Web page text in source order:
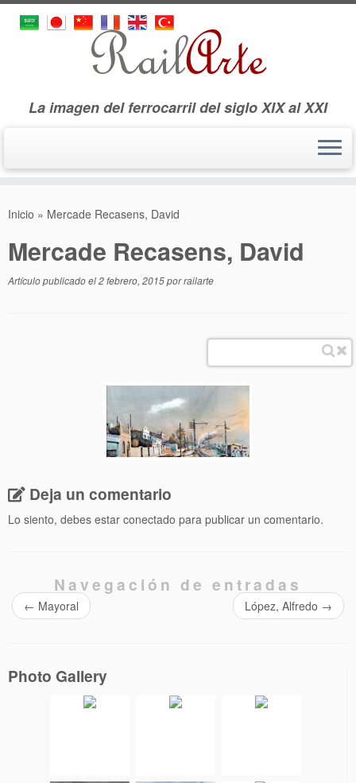
La imagen del ferrocarril del siglo XIX al XXI
Inicio » Mercade Recasens, David
Mercade Recasens, David
Artículo publicado el2 febrero, 2015porrailarte
Deja un comentario
Lo siento, debes estar conectado para publicar un comentario.
Navegación de entradas
← Mayoral López, Alfredo →
Photo Gallery